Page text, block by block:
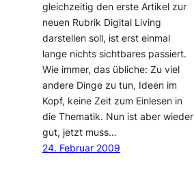
gleichzeitig den erste Artikel zur
neuen Rubrik Digital Living
darstellen soll, ist erst einmal
lange nichts sichtbares passiert.
Wie immer, das übliche: Zu viel
andere Dinge zu tun, Ideen im
Kopf, keine Zeit zum Einlesen in
die Thematik. Nun ist aber wieder
gut, jetzt muss…
24. Februar 2009